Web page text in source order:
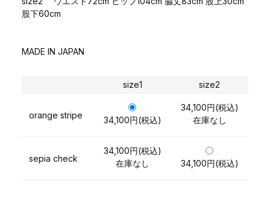
股下60cm
MADE IN JAPAN
size1 size2
orange stripe 34,100円(税込)
34,100円(税込)
在庫なし
sepia check
34,100円(税込)
在庫なし
34,100円(税込)